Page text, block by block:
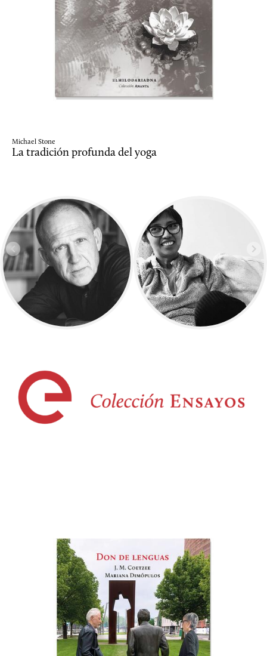
Michael Stone
La tradición profunda del yoga